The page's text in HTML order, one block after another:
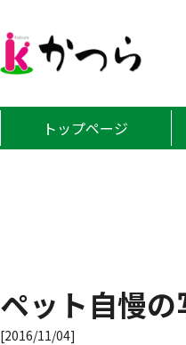
トップページ
ペット自慢の
[2016/11/04]